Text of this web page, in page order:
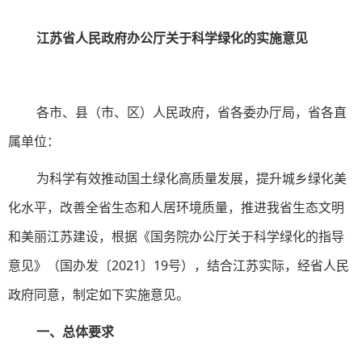
江苏省人民政府办公厅关于科学绿化的实施意见
各市、县（市、区）人民政府，省各委办厅局，省各直
属单位：
为科学有效推动国土绿化高质量发展，提升城乡绿化美
化水平，改善全省生态和人居环境质量，推进我省生态文明
和美丽江苏建设，根据《国务院办公厅关于科学绿化的指导
意见》（国办发〔2021〕19号），结合江苏实际，经省人民
政府同意，制定如下实施意见。
一、总体要求